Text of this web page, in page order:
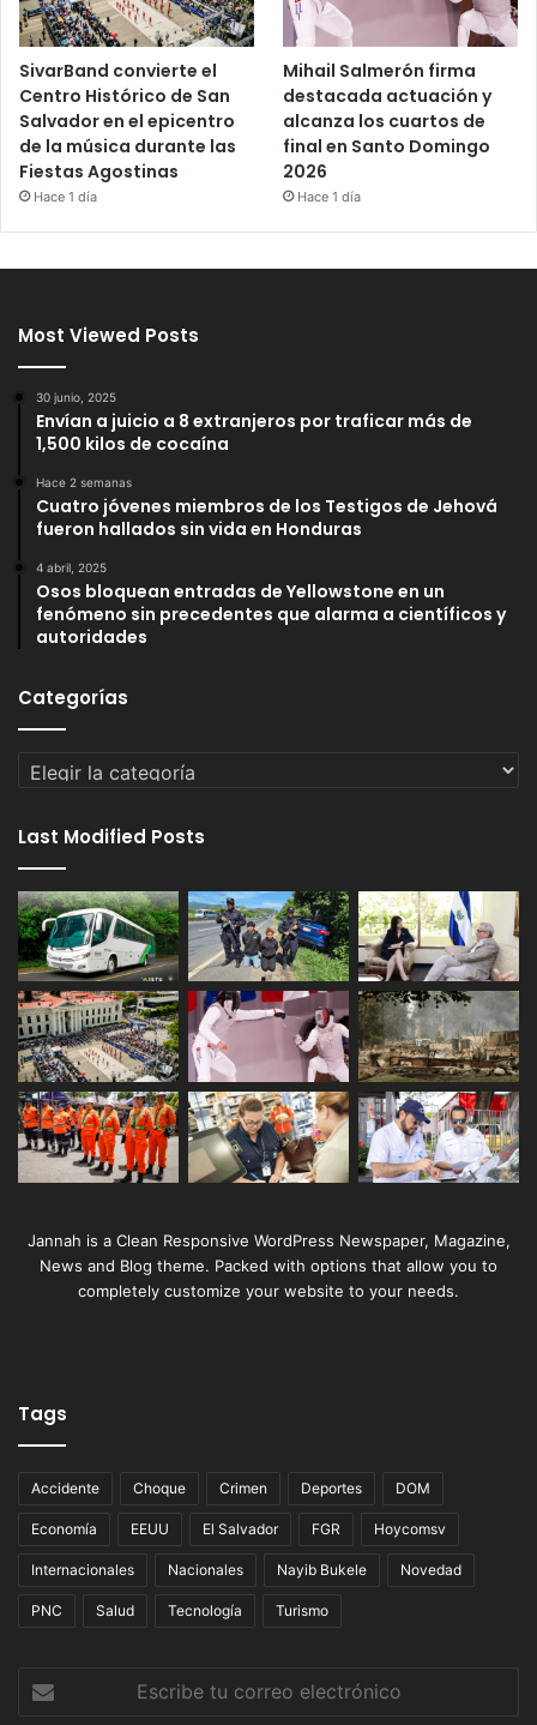
SivarBand convierte el
Centro Histórico de San
Salvador en el epicentro
de la música durante las
Fiestas Agostinas
Hace 1 día
Mihail Salmerón firma
destacada actuación y
alcanza los cuartos de
final en Santo Domingo
2026
Hace 1 día
Most Viewed Posts
30 junio, 2025
Envían a juicio a 8 extranjeros por traficar más de
1,500 kilos de cocaína
Hace 2 semanas
Cuatro jóvenes miembros de los Testigos de Jehová
fueron hallados sin vida en Honduras
4 abril, 2025
Osos bloquean entradas de Yellowstone en un
fenómeno sin precedentes que alarma a científicos y
autoridades
Categorías
Categorías
Last Modified Posts
Jannah is a Clean Responsive WordPress Newspaper, Magazine,
News and Blog theme. Packed with options that allow you to
completely customize your website to your needs.
Tags
Accidente Choque Crimen Deportes DOM
Economía EEUU El Salvador FGR Hoycomsv
Internacionales Nacionales Nayib Bukele Novedad
PNC Salud Tecnología Turismo